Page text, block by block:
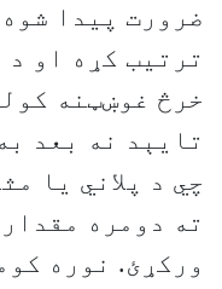
ضرورت پیدا
ترتیب کړه او
خرڅ غوښټنه
تایېد نه بعد
چي د پلاني یا
ته دومره
ورکړئ. نوره